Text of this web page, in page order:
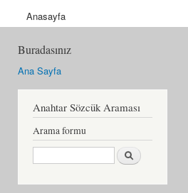
Anasayfa
Buradasınız
Ana Sayfa
Anahtar Sözcük Araması
Arama formu
Ara